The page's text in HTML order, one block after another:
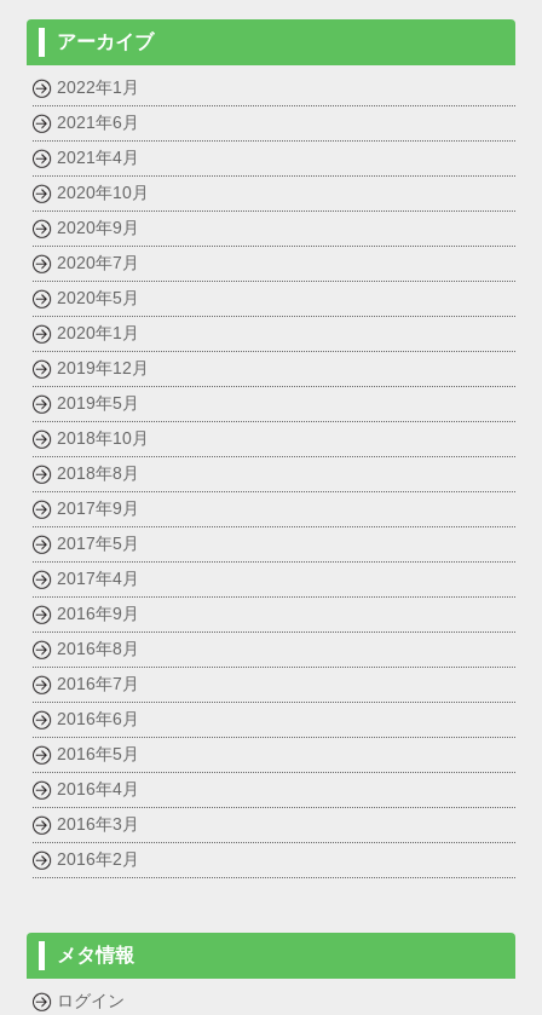
アーカイブ
2022年1月
2021年6月
2021年4月
2020年10月
2020年9月
2020年7月
2020年5月
2020年1月
2019年12月
2019年5月
2018年10月
2018年8月
2017年9月
2017年5月
2017年4月
2016年9月
2016年8月
2016年7月
2016年6月
2016年5月
2016年4月
2016年3月
2016年2月
メタ情報
ログイン